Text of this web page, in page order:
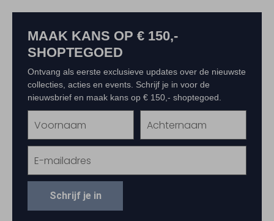
MAAK KANS OP € 150,-
SHOPTEGOED
Ontvang als eerste exclusieve updates over de nieuwste
collecties, acties en events. Schrijf je in voor de
nieuwsbrief en maak kans op € 150,- shoptegoed.
Schrijf je in